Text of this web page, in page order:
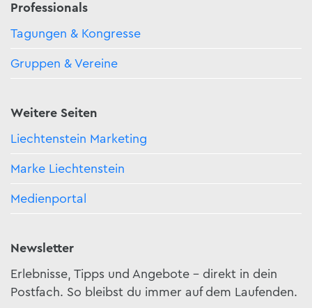
Professionals
Tagungen & Kongresse
Gruppen & Vereine
Weitere Seiten
Liechtenstein Marketing
Marke Liechtenstein
Medienportal
Newsletter
Erlebnisse, Tipps und Angebote – direkt in dein
Postfach. So bleibst du immer auf dem Laufenden.